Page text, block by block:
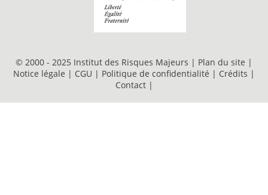
© 2000 - 2025 Institut des Risques Majeurs | Plan du site |
Notice légale | CGU | Politique de confidentialité | Crédits |
Contact |